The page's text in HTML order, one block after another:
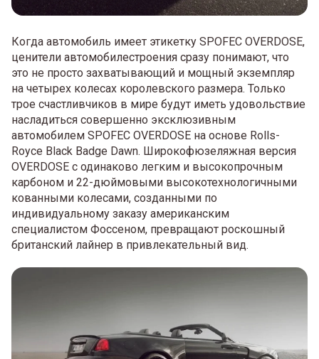
Когда автомобиль имеет этикетку SPOFEC OVERDOSE,
ценители автомобилестроения сразу понимают, что
это не просто захватывающий и мощный экземпляр
на четырех колесах королевского размера. Только
трое счастливчиков в мире будут иметь удовольствие
насладиться совершенно эксклюзивным
автомобилем SPOFEC OVERDOSE на основе Rolls-
Royce Black Badge Dawn. Широкофюзеляжная версия
OVERDOSE с одинаково легким и высокопрочным
карбоном и 22-дюймовыми высокотехнологичными
кованными колесами, созданными по
индивидуальному заказу американским
специалистом Фоссеном, превращают роскошный
британский лайнер в привлекательный вид.